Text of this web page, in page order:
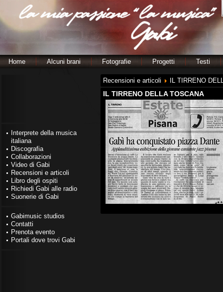
Home Alcuni brani Fotografie Progetti Testi
Interprete della musica
italiana
Discografia
Collaborazioni
Video di Gabi
Recensioni e articoli
Libro degli ospiti
Richiedi Gabi alle radio
Suonerie di Gabi
Gabimusic studios
Contatti
Prenota evento
Portali dove trovi Gabi
Recensioni e articoli IL TIRRENO
IL TIRRENO DELLA TOSCANA